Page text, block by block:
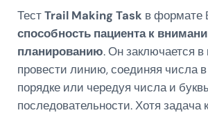
ТестTrail Making Task в формате
способность пациента к
планированию. Он заключается в
провести линию, соединяя числа
порядке или чередуя числа и
последовательности. Хотя задача